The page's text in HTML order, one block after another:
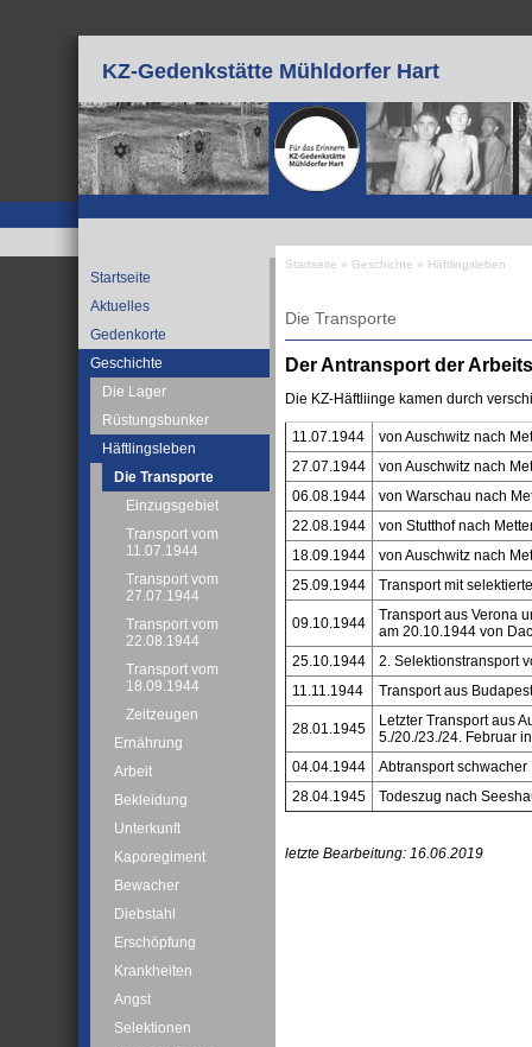
KZ-Gedenkstätte Mühldorfer Hart
Startseite
Aktuelles
Gedenkorte
Geschichte
Die Lager
Rüstungsbunker
Häftlingsleben
Die Transporte
Einzugsgebiet
Transport vom
11.07.1944
Transport vom
27.07.1944
Transport vom
22.08.1944
Transport vom
18.09.1944
Zeitzeugen
Ernährung
Arbeit
Bekleidung
Unterkunft
Kaporegiment
Bewacher
Diebstahl
Erschöpfung
Krankheiten
Angst
Selektionen
Startseite » Geschichte » Häftlingsleben
Die Transporte
Der Antransport der
Die KZ-Häftliinge kamen durch
11.07.1944
von Auschwitz nach
27.07.1944
von Auschwitz nach
06.08.1944
von Warschau nach
22.08.1944
von Stutthof nach
18.09.1944
von Auschwitz nach
25.09.1944
Transport mit
09.10.1944
Transport aus Verona
am 20.10.1944 von
25.10.1944
2. Selektionstransport
11.11.1944
Transport aus
28.01.1945
Letzter Transport aus
5./20./23./24. Februar
04.04.1944
Abtransport
28.04.1945
Todeszug nach
letzte Bearbeitung: 16.06.2019